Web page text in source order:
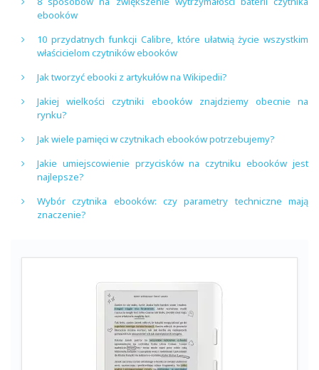
ebooków
10 przydatnych funkcji Calibre, które ułatwią życie wszystkim
właścicielom czytników ebooków
Jak tworzyć ebooki z artykułów na Wikipedii?
Jakiej wielkości czytniki ebooków znajdziemy obecnie na
rynku?
Jak wiele pamięci w czytnikach ebooków potrzebujemy?
Jakie umiejscowienie przycisków na czytniku ebooków jest
najlepsze?
Wybór czytnika ebooków: czy parametry techniczne mają
znaczenie?